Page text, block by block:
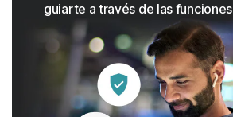
guiarte a través de las funciones